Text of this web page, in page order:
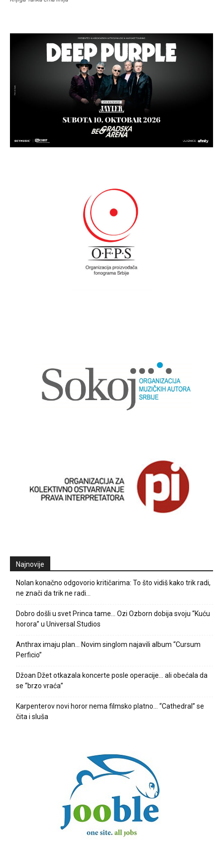
Najnovije
Nolan konačno odgovorio kritičarima: To što vidiš kako trik radi,
ne znači da trik ne radi…
Dobro došli u svet Princa tame… Ozi Ozborn dobija svoju “Kuću
horora” u Universal Studios
Anthrax imaju plan… Novim singlom najavili album “Cursum
Perficio”
Džoan Džet otkazala koncerte posle operacije… ali obećala da
se “brzo vraća”
Karpenterov novi horor nema filmsko platno… “Cathedral” se
čita i sluša